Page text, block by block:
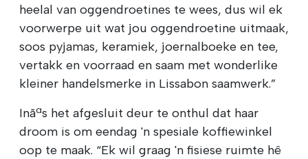
heelal van oggendroetines te wees, dus wil ek
voorwerpe uit wat jou oggendroetine uitmaak,
soos pyjamas, keramiek, joernalboeke en tee,
vertakk en voorraad en saam met wonderlike
kleiner handelsmerke in Lissabon saamwerk.”
Inãªs het afgesluit deur te onthul dat haar
droom is om eendag 'n spesiale koffiewinkel
oop te maak. “Ek wil graag 'n fisiese ruimte hê